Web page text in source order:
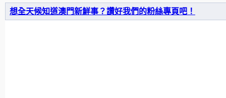
想全天候知道澳門新鮮事？讚好我們的粉絲專頁吧！